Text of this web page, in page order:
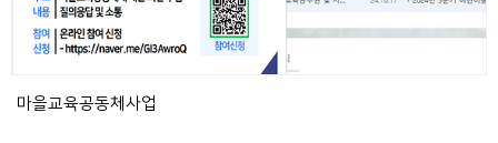
마을교육공동체사업